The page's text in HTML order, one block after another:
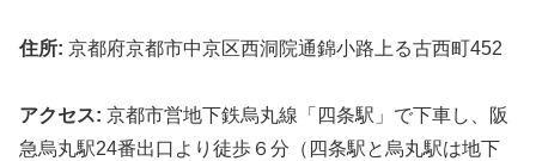
住所: 京都府京都市中京区西洞院通錦小路上る古西町452
アクセス: 京都市営地下鉄烏丸線「四条駅」で下車し、阪
急烏丸駅24番出口より徒歩６分（四条駅と烏丸駅は地下